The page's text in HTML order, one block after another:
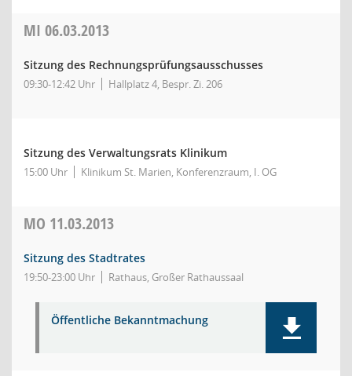
MI 06.03.2013
Sitzung des Rechnungsprüfungsausschusses
09:30-12:42 Uhr Hallplatz 4, Bespr. Zi. 206
Sitzung des Verwaltungsrats Klinikum
15:00 Uhr Klinikum St. Marien, Konferenzraum, I. OG
MO 11.03.2013
Sitzung des Stadtrates
19:50-23:00 Uhr Rathaus, Großer Rathaussaal
Öffentliche Bekanntmachung